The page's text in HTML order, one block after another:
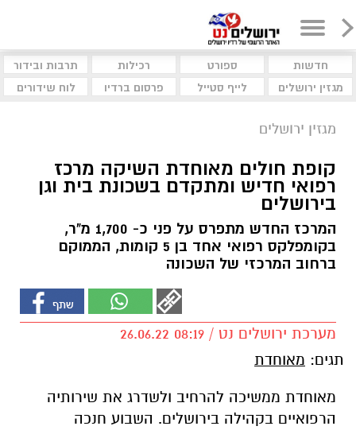
חדשות ספורט רכילות
תרבות ובידור
מגזין ירושלים
לייף סטייל פרסום ברדיו לוח שידורים
מגזין ירושלים
קופת חולים מאוחדת השיקה מרכז
רפואי חדיש ומתקדם בשכונת בית וגן
בירושלים
המרכז החדש מתפרס על פני כ- 1,700 מ"ר,
בקומפלקס רפואי אחד בן 5 קומות, הממוקם
ברחוב המרכזי של השכונה
מערכת ירושלים נט / 08:19 26.06.22
תגים: מאוחדת
מאוחדת ממשיכה להרחיב ולשדרג את שירותיה
הרפואיים בקהילה בירושלים. השבוע חנכה